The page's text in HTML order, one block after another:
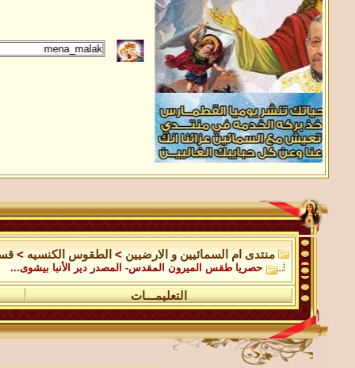
منتدى ام السمائيين و الارضيين > الطقوس الكنسيه >
حصريا طقس الميرون المقدس- المصدر دير الأنبا بيشوى...
التعليمـــات